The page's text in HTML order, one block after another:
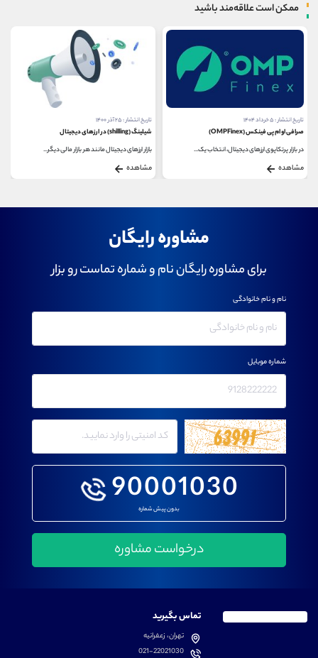
ممکن است علاقه‌مند باشید
تاریخ انتشار : ۲۵ آذر ۱۴۰۰
شیلینگ (shilling) در ارزهای دیجیتال
بازار ارزهای دیجیتال مانند هر بازار مالی دیگر...
مشاهده
تاریخ انتشار : ۸ آبان ۱۴۰۰
DeHealth چیست؟
شیوع بیماری کرونا از جمله عوامل اثبات کننده ی...
مشاهده
مشاوره رایگان
برای مشاوره رایگان نام و شماره تماست رو بزار
90001030
بدون پیش شماره
نام و نام خانوادگی
شماره موبایل
تماس بگیرید
تهران، زعفرانیه
021-22021030